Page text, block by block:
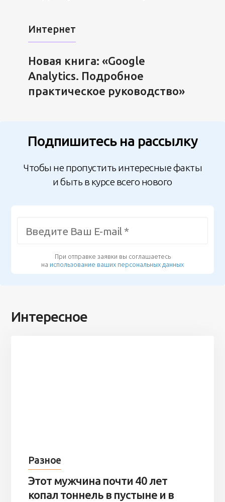
Интернет
Новая книга: «Google
Analytics. Подробное
практическое руководство»
Подпишитесь на рассылку
Чтобы не пропустить интересные факты
и быть в курсе всего нового
При отправке заявки вы соглашаетесь
на использование ваших персональных данных
Интересное
Разное
Этот мужчина почти 40 лет
копал тоннель в пустыне и в